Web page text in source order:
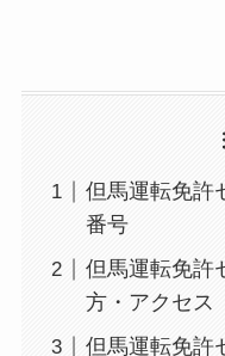
但馬運転免許
番号
但馬運転免許
方・アクセス
但馬運転免許